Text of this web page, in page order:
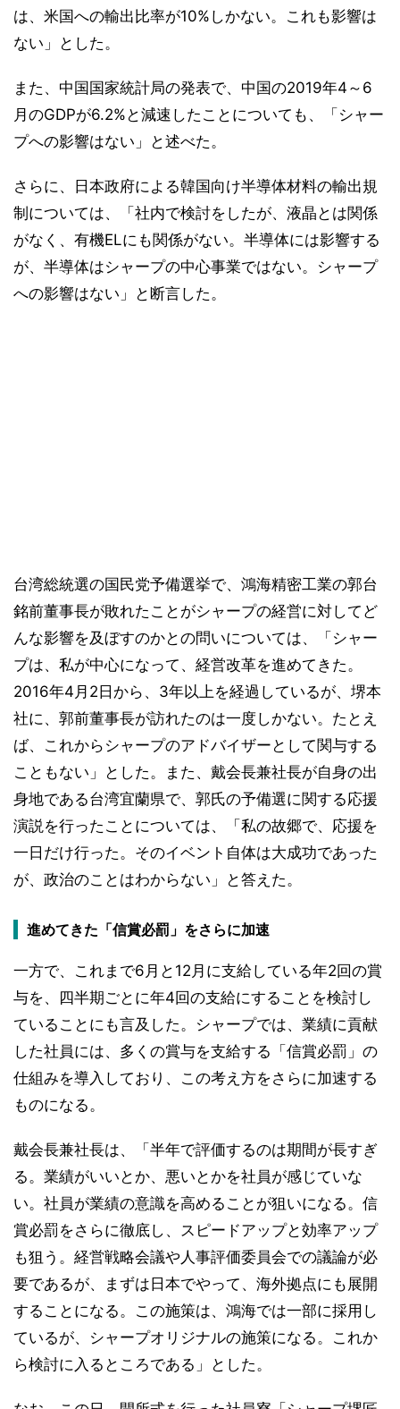
は、米国への輸出比率が10%しかない。これも影響は
ない」とした。
また、中国国家統計局の発表で、中国の2019年4～6
月のGDPが6.2%と減速したことについても、「シャー
プへの影響はない」と述べた。
さらに、日本政府による韓国向け半導体材料の輸出規
制については、「社内で検討をしたが、液晶とは関係
がなく、有機ELにも関係がない。半導体には影響する
が、半導体はシャープの中心事業ではない。シャープ
への影響はない」と断言した。
台湾総統選の国民党予備選挙で、鴻海精密工業の郭台
銘前董事長が敗れたことがシャープの経営に対してど
んな影響を及ぼすのかとの問いについては、「シャー
プは、私が中心になって、経営改革を進めてきた。
2016年4月2日から、3年以上を経過しているが、堺本
社に、郭前董事長が訪れたのは一度しかない。たとえ
ば、これからシャープのアドバイザーとして関与する
こともない」とした。また、戴会長兼社長が自身の出
身地である台湾宜蘭県で、郭氏の予備選に関する応援
演説を行ったことについては、「私の故郷で、応援を
一日だけ行った。そのイベント自体は大成功であった
が、政治のことはわからない」と答えた。
進めてきた「信賞必罰」をさらに加速
一方で、これまで6月と12月に支給している年2回の賞
与を、四半期ごとに年4回の支給にすることを検討し
ていることにも言及した。シャープでは、業績に貢献
した社員には、多くの賞与を支給する「信賞必罰」の
仕組みを導入しており、この考え方をさらに加速する
ものになる。
戴会長兼社長は、「半年で評価するのは期間が長すぎ
る。業績がいいとか、悪いとかを社員が感じていな
い。社員が業績の意識を高めることが狙いになる。信
賞必罰をさらに徹底し、スピードアップと効率アップ
も狙う。経営戦略会議や人事評価委員会での議論が必
要であるが、まずは日本でやって、海外拠点にも展開
することになる。この施策は、鴻海では一部に採用し
ているが、シャープオリジナルの施策になる。これか
ら検討に入るところである」とした。